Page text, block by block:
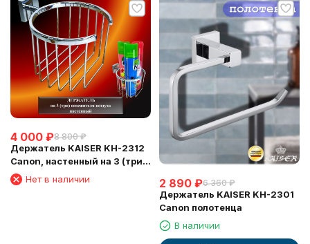
4 000 ₽8 800 ₽
Держатель KAISER KH-2312
Canon, настенный на 3 (три)
освежителя воздуха
Нет в наличии 2 890 ₽6 360 ₽
Держатель KAISER KH-2301
Canon полотенца
В наличии